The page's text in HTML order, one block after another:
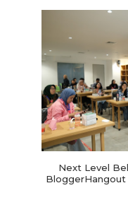
Next Level
BloggerHangout